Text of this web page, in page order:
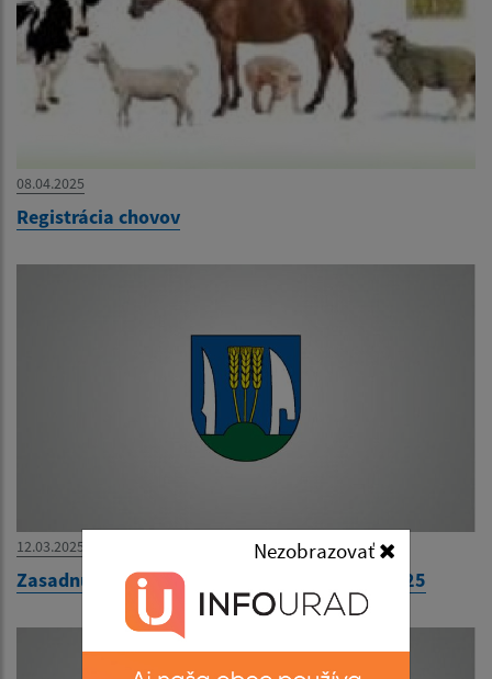
Nezobrazovať
08.04.2025
Registrácia chovov
12.03.2025
Zasadnutie Obecného zastupiteľstva 18.3.2025